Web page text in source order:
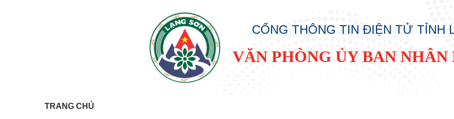
CỔNG THÔNG TIN ĐIỆN TỬ TỈNH
VĂN PHÒNG ỦY BAN
TRANG CHỦ